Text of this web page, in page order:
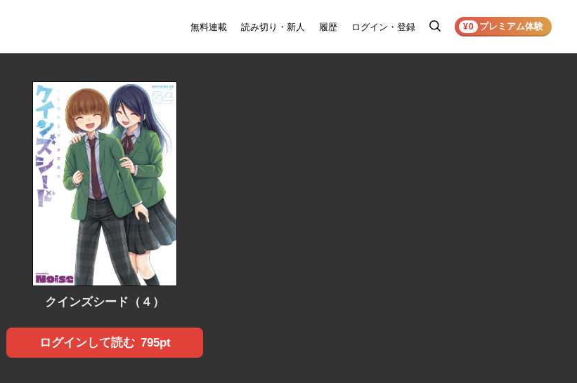
無料連載 読み切り・新人 履歴 ログイン・登録
検
¥0 プレミアム体験
クインズシード（４）
ログインして読む 795pt